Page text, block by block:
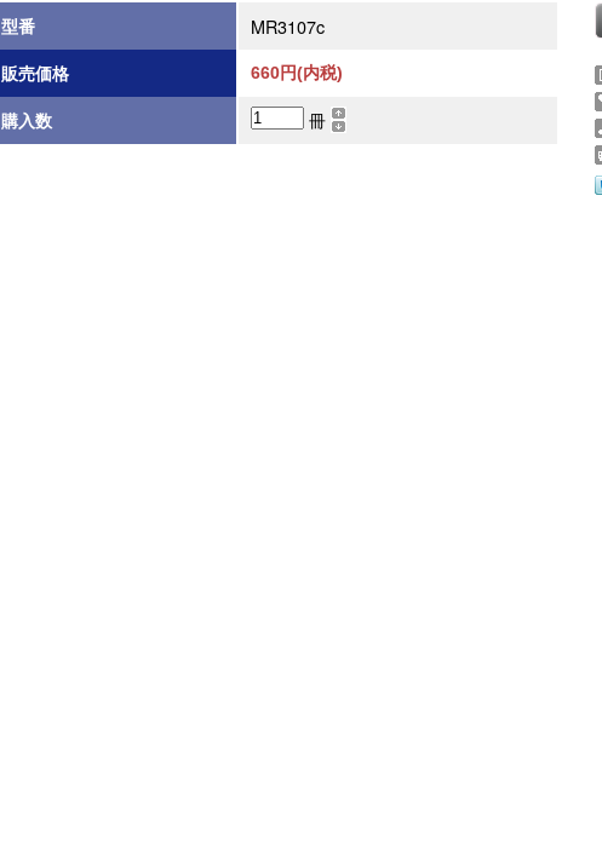
型番 MR3107c
販売価格 660円(内税)
購入数 冊